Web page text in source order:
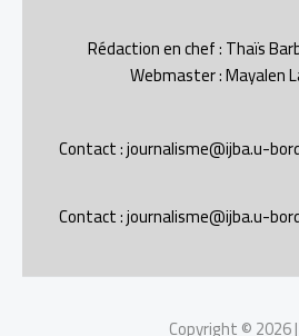
Rédaction en chef : Thaïs
Webmaster : Mayalen
Contact : journalisme@ijba.u-
Contact : journalisme@ijba.u-
Copyright © 2026